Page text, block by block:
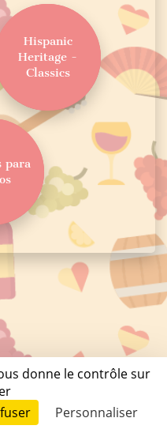
donne le contrôle sur
Personnaliser
para
Hispanic
Heritage -
Classics
et de publication
Contact © Short Édition